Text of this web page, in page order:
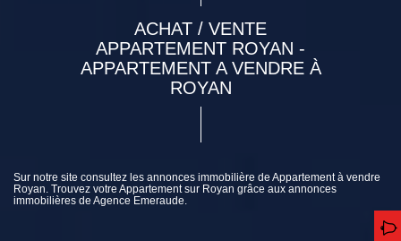
ACHAT / VENTE
APPARTEMENT ROYAN -
APPARTEMENT A VENDRE À
ROYAN
Sur notre site consultez les annonces immobilière de Appartement à vendre
Royan. Trouvez votre Appartement sur Royan grâce aux annonces
immobilières de Agence Emeraude.